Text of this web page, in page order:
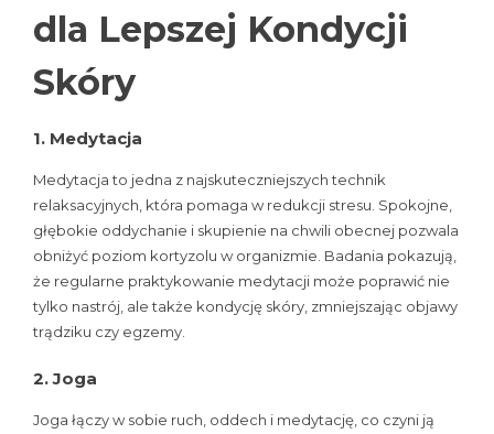
dla Lepszej Kondycji
Skóry
1. Medytacja
Medytacja to jedna z najskuteczniejszych technik
relaksacyjnych, która pomaga w redukcji stresu. Spokojne,
głębokie oddychanie i skupienie na chwili obecnej pozwala
obniżyć poziom kortyzolu w organizmie. Badania pokazują,
że regularne praktykowanie medytacji może poprawić nie
tylko nastrój, ale także kondycję skóry, zmniejszając objawy
trądziku czy egzemy.
2. Joga
Joga łączy w sobie ruch, oddech i medytację, co czyni ją